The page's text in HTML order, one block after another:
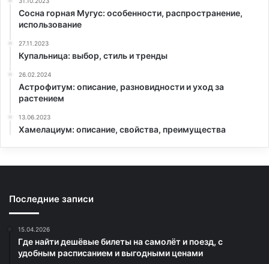
Сосна горная Мугус: особенности, распространение,
использование
27.11.2023
Купальница: выбор, стиль и тренды
26.02.2024
Астрофитум: описание, разновидности и уход за
растением
13.06.2023
Хамелациум: описание, свойства, преимущества
Последние записи
15.04.2026
Где найти дешёвые билеты на самолёт и поезд, с
удобным расписанием и выгодными ценами